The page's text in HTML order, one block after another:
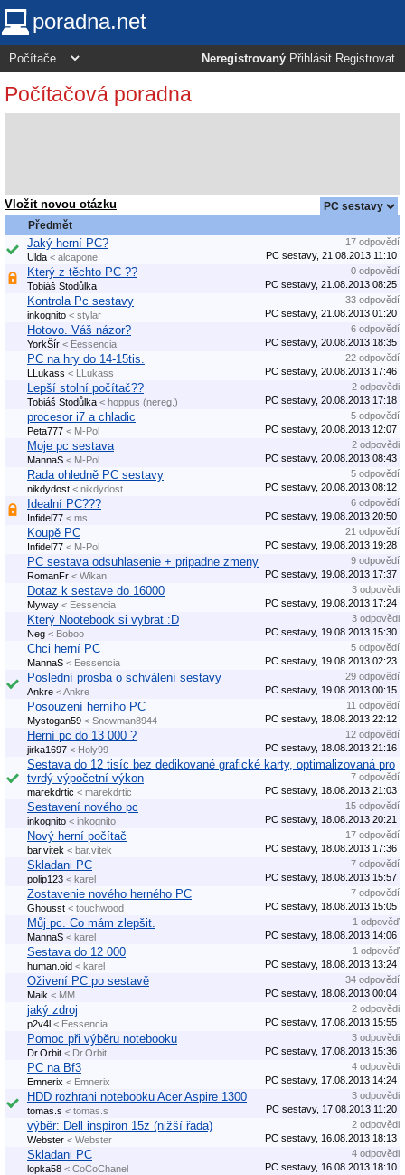
poradna.net
Neregistrovaný Přihlásit Registrovat
Počítačová poradna
Vložit novou otázku
Předmět
Jaký herní PC?
17 odpovědí
Ulda < alcapone PC sestavy, 21.08.2013 11:10
Který z těchto PC ??
0 odpovědí
Tobiáš Stodůlka
PC sestavy, 21.08.2013 08:25
Kontrola Pc sestavy
33 odpovědí
inkognito < stylar PC sestavy, 21.08.2013 01:20
Hotovo. Váš názor?
6 odpovědí
YorkŠír < Eessencia PC sestavy, 20.08.2013 18:35
PC na hry do 14-15tis.
22 odpovědí
LLukass < LLukass PC sestavy, 20.08.2013 17:46
Lepší stolní počítač??
2 odpovědi
Tobiáš Stodůlka < hoppus (nereg.) PC sestavy, 20.08.2013 17:18
procesor i7 a chladic
5 odpovědí
Peta777 < M-Pol PC sestavy, 20.08.2013 12:07
Moje pc sestava
2 odpovědi
MannaS < M-Pol PC sestavy, 20.08.2013 08:43
Rada ohledně PC sestavy
5 odpovědí
nikdydost < nikdydost PC sestavy, 20.08.2013 08:12
Idealní PC???
6 odpovědí
Infidel77 < ms PC sestavy, 19.08.2013 20:50
Koupě PC
21 odpovědí
Infidel77 < M-Pol PC sestavy, 19.08.2013 19:28
PC sestava odsuhlasenie + pripadne zmeny
9 odpovědí
RomanFr < Wikan PC sestavy, 19.08.2013 17:37
Dotaz k sestave do 16000
3 odpovědi
Myway < Eessencia PC sestavy, 19.08.2013 17:24
Který Nootebook si vybrat :D
3 odpovědi
Neg < Boboo PC sestavy, 19.08.2013 15:30
Chci herní PC
5 odpovědí
MannaS < Eessencia PC sestavy, 19.08.2013 02:23
Poslední prosba o schválení sestavy
29 odpovědí
Ankre < Ankre PC sestavy, 19.08.2013 00:15
Posouzení herního PC
11 odpovědí
Mystogan59 < Snowman8944 PC sestavy, 18.08.2013 22:12
Herní pc do 13 000 ?
12 odpovědí
jirka1697 < Holy99 PC sestavy, 18.08.2013 21:16
Sestava do 12 tisíc bez dedikované grafické karty, optimalizovaná pro
tvrdý výpočetní výkon
7 odpovědí
marekdrtic < marekdrtic PC sestavy, 18.08.2013 21:03
Sestavení nového pc
15 odpovědí
inkognito < inkognito PC sestavy, 18.08.2013 20:21
Nový herní počítač
17 odpovědí
bar.vitek < bar.vitek PC sestavy, 18.08.2013 17:36
Skladani PC
7 odpovědí
polip123 < karel PC sestavy, 18.08.2013 15:57
Zostavenie nového herného PC
7 odpovědí
Ghousst < touchwood PC sestavy, 18.08.2013 15:05
Můj pc. Co mám zlepšit.
1 odpověď
MannaS < karel PC sestavy, 18.08.2013 14:06
Sestava do 12 000
1 odpověď
human.oid < karel PC sestavy, 18.08.2013 13:24
Oživení PC po sestavě
34 odpovědí
Maik < MM.. PC sestavy, 18.08.2013 00:04
jaký zdroj
2 odpovědi
p2v4l < Eessencia PC sestavy, 17.08.2013 15:55
Pomoc při výběru notebooku
3 odpovědi
Dr.Orbit < Dr.Orbit PC sestavy, 17.08.2013 15:36
PC na Bf3
4 odpovědi
Emnerix < Emnerix PC sestavy, 17.08.2013 14:24
HDD rozhrani notebooku Acer Aspire 1300
3 odpovědi
tomas.s < tomas.s PC sestavy, 17.08.2013 11:20
výběr: Dell inspiron 15z (nižší řada)
2 odpovědi
Webster < Webster PC sestavy, 16.08.2013 18:13
Skladani PC
4 odpovědi
lopka58 < CoCoChanel PC sestavy, 16.08.2013 18:10